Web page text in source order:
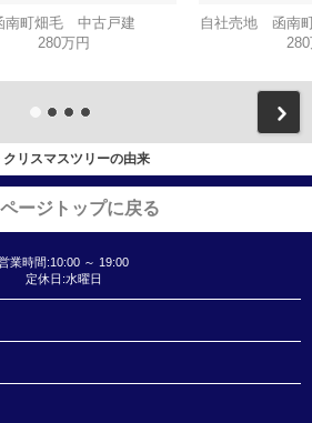
南町畑毛 中古戸建
280万円
自社売地 函南
クリスマスツリーの由来
ページトップに戻る
業時間:10:00 ～ 19:00
定休日:水曜日